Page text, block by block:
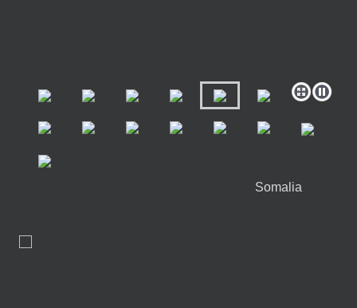
Somalia